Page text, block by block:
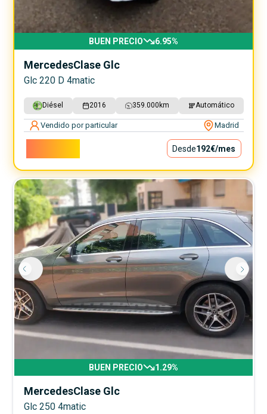
BUEN PRECIO 6.95%
MercedesClase Glc
Glc 220 D 4matic
Diésel 2016 359.000 km Automático
Vendido por particular Madrid
Desde192€/mes
BUEN PRECIO 1.29%
MercedesClase Glc
Glc 250 4matic